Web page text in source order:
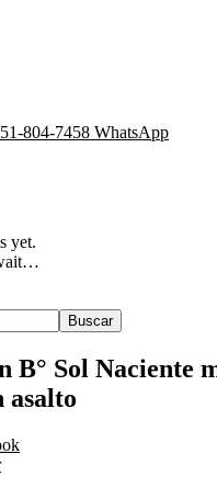
804-7458 WhatsApp
yet.
B° Sol Naciente
asalto